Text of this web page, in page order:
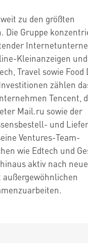
zu den größten
Die Gruppe
Kleinanzeigen
Travel sowie Food
zählen
Tencent,
Mail.ru sowie der
und
Ventures-Team-
wie Edtech und
aktiv nach